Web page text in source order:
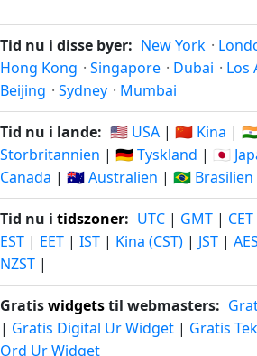
Tid nu i disse byer: New York ·
Hong Kong · Singapore · Dubai · Los
Beijing · Sydney · Mumbai
Tid nu i lande: 🇺🇸 USA | 🇨🇳 Kina |
Storbritannien | 🇩🇪 Tyskland | 🇯🇵
Canada | 🇦🇺 Australien | 🇧🇷 Brasilien
Tid nu i tidszoner: UTC | GMT | CET
EST | EET | IST | Kina (CST) | JST |
NZST |
Gratiswidgetstil webmasters:
| Gratis Digital Ur Widget | Gratis
Ord Ur Widget